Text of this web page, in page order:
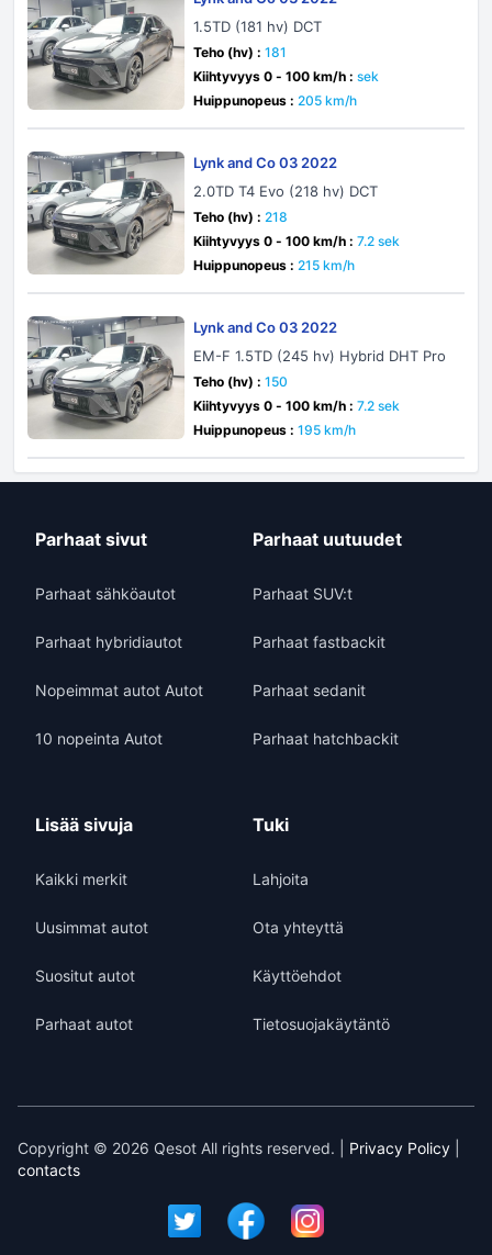
1.5TD (181 hv) DCT
Teho (hv) : 181
Kiihtyvyys 0 - 100 km/h : sek
Huippunopeus : 205 km/h
Lynk and Co 03 2022
2.0TD T4 Evo (218 hv) DCT
Teho (hv) : 218
Kiihtyvyys 0 - 100 km/h : 7.2 sek
Huippunopeus : 215 km/h
Lynk and Co 03 2022
EM-F 1.5TD (245 hv) Hybrid DHT Pro
Teho (hv) : 150
Kiihtyvyys 0 - 100 km/h : 7.2 sek
Huippunopeus : 195 km/h
Parhaat sivut
Parhaat sähköautot
Parhaat hybridiautot
Nopeimmat autot Autot
10 nopeinta Autot
Parhaat uutuudet
Parhaat SUV:t
Parhaat fastbackit
Parhaat sedanit
Parhaat hatchbackit
Lisää sivuja
Kaikki merkit
Uusimmat autot
Suositut autot
Parhaat autot
Tuki
Lahjoita
Ota yhteyttä
Käyttöehdot
Tietosuojakäytäntö
Copyright © 2026 Qesot All rights reserved. | Privacy Policy
contacts